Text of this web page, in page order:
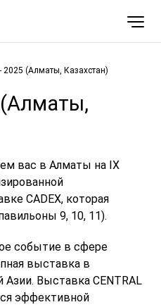
2025 (Алматы, Казахстан)
(Алматы,
вас в Алматы на IX
CADEX, которая
9, 10, 11).
событие в сфере
выставка в
Азии. Выставка CENTRAL
эффективной